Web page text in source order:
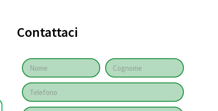
Contattaci